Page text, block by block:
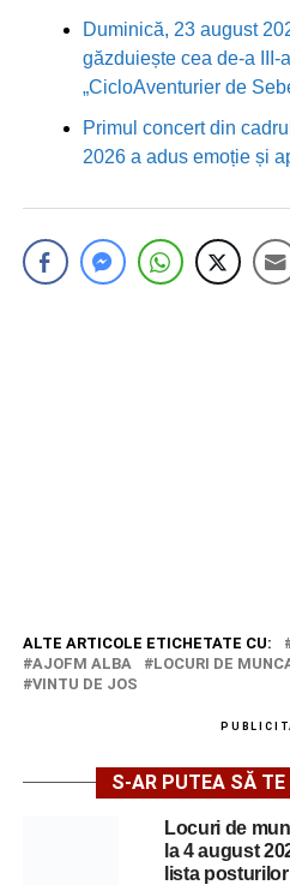
Duminică, 23 august
găzduiește cea de-a III-
„CicloAventurier de
Primul concert din
2026 a adus emoție și
ALTE ARTICOLE ETICHETATE CU:
AJOFM ALBA
LOCURI DE
VINTU DE JOS
S-AR PUTEA SĂ TE
Locuri de
la 4 august
lista